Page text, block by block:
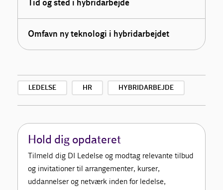
Tid og sted i hybridarbejde
Omfavn ny teknologi i hybridarbejdet
LEDELSE HR HYBRIDARBEJDE
Hold dig opdateret
Tilmeld dig DI Ledelse og modtag relevante tilbud
og invitationer til arrangementer, kurser,
uddannelser og netværk inden for ledelse,